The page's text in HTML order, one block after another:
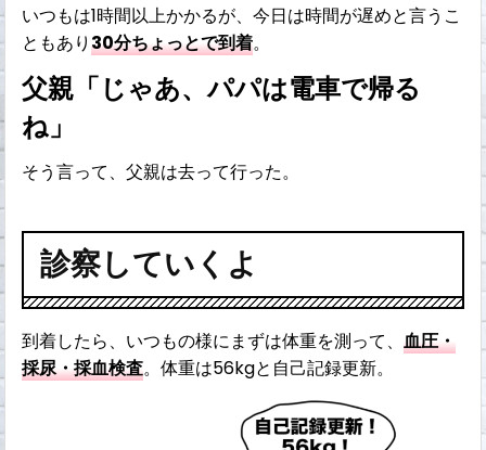
いつもは1時間以上かかるが、今日は時間が遅めと言うこ
ともあり30分ちょっとで到着。
父親「じゃあ、パパは電車で帰る
ね」
そう言って、父親は去って行った。
診察していくよ
到着したら、いつもの様にまずは体重を測って、血圧・
採尿・採血検査。体重は56kgと自己記録更新。